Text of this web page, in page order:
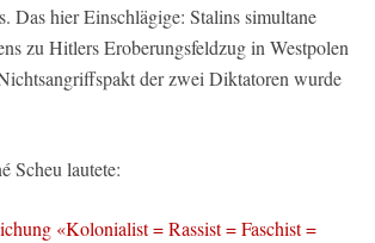
Das hier Einschlägige: Stalins simultane
zu Hitlers Eroberungsfeldzug in Westpolen
der zwei Diktatoren wurde
Scheulautete:
«Kolonialist = Rassist = Faschist =